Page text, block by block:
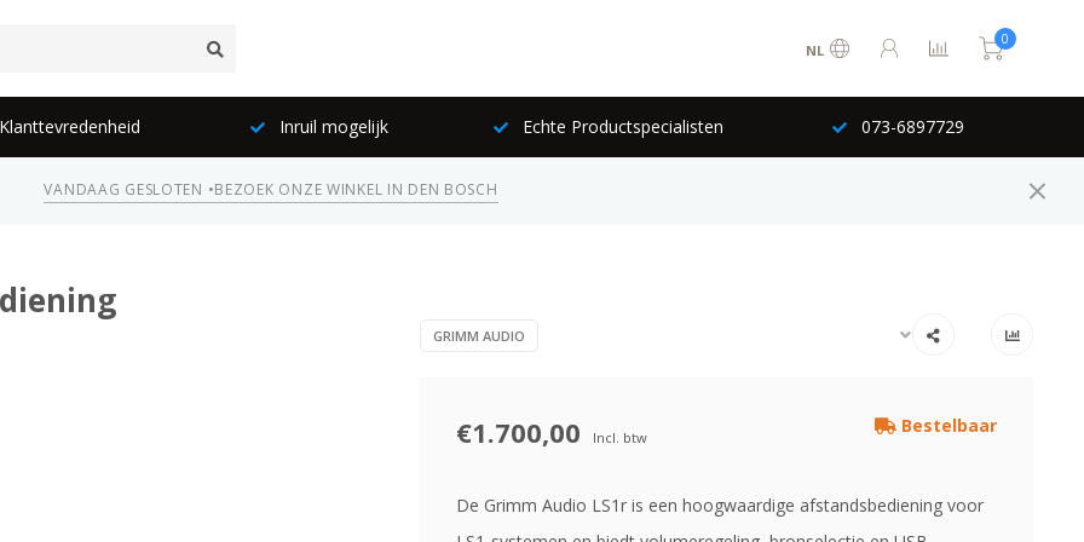
NL
0
Inruil mogelijk Echte Productspecialisten 073-6897729
VANDAAG GESLOTEN •BEZOEK ONZE WINKEL IN DEN BOSCH
GRIMM AUDIO
€1.700,00 Incl. btw
Bestelbaar
De Grimm Audio LS1r is een hoogwaardige afstandsbediening voor